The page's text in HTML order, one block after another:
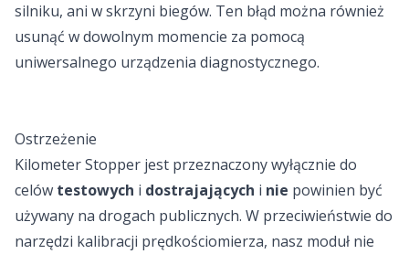
silniku, ani w skrzyni biegów. Ten błąd można również
usunąć w dowolnym momencie za pomocą
uniwersalnego urządzenia diagnostycznego.
Ostrzeżenie
Kilometer Stopper jest przeznaczony wyłącznie do
celów testowych i dostrajających i nie powinien być
używany na drogach publicznych. W przeciwieństwie do
narzędzi kalibracji prędkościomierza, nasz moduł nie